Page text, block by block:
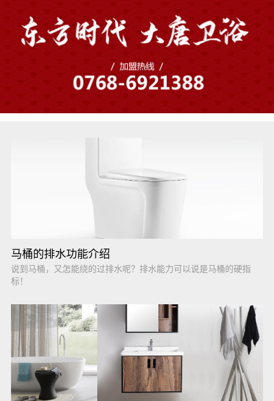
马桶的排水功能介绍
说到马桶，又怎能绕的过排水呢？排水能力可以说是马桶的硬指
标！​